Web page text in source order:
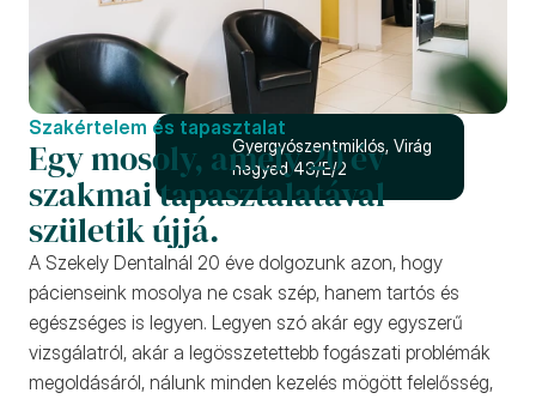
Gyergyószentmiklós, Virág
negyed 43/E/2
Szakértelem és tapasztalat
Egy mosoly, amely 20 év
szakmai tapasztalatával
születik újjá.
A Szekely Dentalnál 20 éve dolgozunk azon, hogy
pácienseink mosolya ne csak szép, hanem tartós és
egészséges is legyen. Legyen szó akár egy egyszerű
vizsgálatról, akár a legösszetettebb fogászati problémák
megoldásáról, nálunk minden kezelés mögött felelősség,